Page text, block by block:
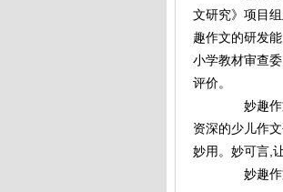
文研究》项目
趣作文的研发
小学教材审查
评价。
妙趣作文
资深的少儿作
妙用。妙可言,
妙趣作文